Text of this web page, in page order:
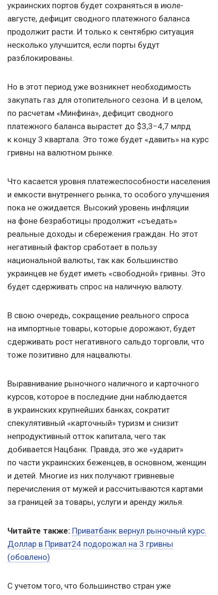
украинских портов будет сохраняться в июле-
августе, дефицит сводного платежного баланса
продолжит расти. И только к сентябрю ситуация
несколько улучшится, если порты будут
разблокированы.
Но в этот период уже возникнет необходимость
закупать газ для отопительного сезона. И в целом,
по расчетам «Минфина», дефицит сводного
платежного баланса вырастет до $3,3−4,7 млрд
к концу 3 квартала. Это тоже будет «давить» на курс
гривны на валютном рынке.
Что касается уровня платежеспособности населения
и емкости внутреннего рынка, то особого улучшения
пока не ожидается. Высокий уровень инфляции
на фоне безработицы продолжит «съедать»
реальные доходы и сбережения граждан. Но этот
негативный фактор сработает в пользу
национальной валюты, так как большинство
украинцев не будет иметь «свободной» гривны. Это
будет сдерживать спрос на наличную валюту.
В свою очередь, сокращение реального спроса
на импортные товары, которые дорожают, будет
сдерживать рост негативного сальдо торговли, что
тоже позитивно для нацвалюты.
Выравнивание рыночного наличного и карточного
курсов, которое в последние дни наблюдается
в украинских крупнейших банках, сократит
спекулятивный «карточный» туризм и снизит
непродуктивный отток капитала, чего так
добивается Нацбанк. Правда, это же «ударит»
по части украинских беженцев, в основном, женщин
и детей. Многие из них получают гривневые
перечисления от мужей и рассчитываются картами
за границей за товары, услуги и аренду жилья.
Читайте также: Приватбанк вернул рыночный курс.
Доллар в Приват24 подорожал на 3 гривны
(обовлено)
С учетом того, что большинство стран уже